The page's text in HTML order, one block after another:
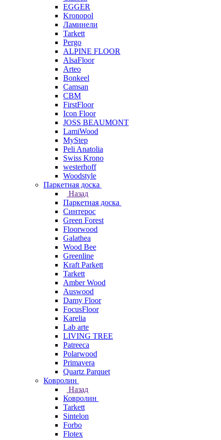
EGGER
Kronopol
Ламинели
Tarkett
Pergo
ALPINE FLOOR
AlsaFloor
Arteo
Bonkeel
Camsan
CBM
FirstFloor
Icon Floor
JOSS BEAUMONT
LamiWood
MyStep
Peli Anatolia
Swiss Krono
westerhoff
Woodstyle
Паркетная доска
Назад
Паркетная доска
Синтерос
Green Forest
Floorwood
Galathea
Wood Bee
Greenline
Kraft Parkett
Tarkett
Amber Wood
Auswood
Damy Floor
FocusFloor
Karelia
Lab arte
LIVING TREE
Patreeca
Polarwood
Primavera
Quartz Parquet
Ковролин
Назад
Ковролин
Tarkett
Sintelon
Forbo
Flotex